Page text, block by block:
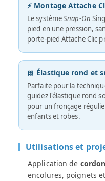
⚡ Montage Attache
Le systèmeSnap-On
pied en une pression,
porte-pied Attache Clic
🎀 Élastique rond et
Parfaite pour la
guidez l'élastique rond
pour un fronçage
enfants et robes.
Utilisations et
Application de
encolures, poignets